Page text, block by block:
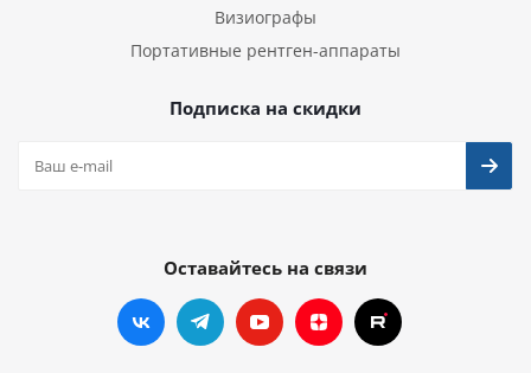
Визиографы
Портативные рентген-аппараты
Подписка на скидки
Оставайтесь на связи